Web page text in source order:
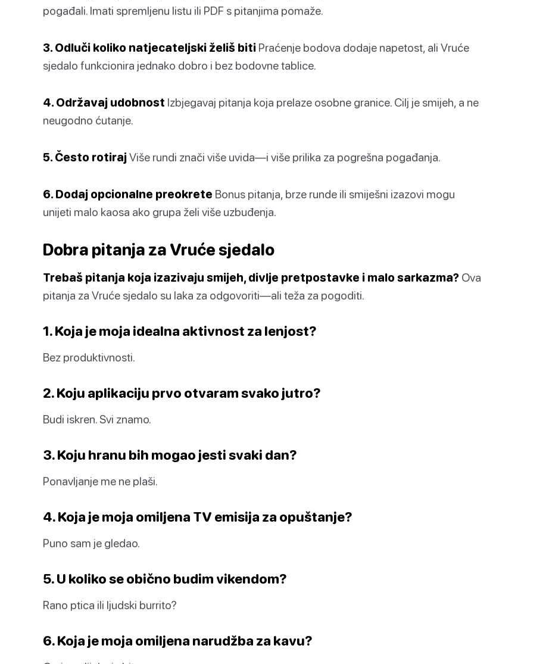
pogađali. Imati spremljenu listu ili PDF s pitanjima pomaže.
3. Odluči koliko natjecateljski želiš biti Praćenje bodova dodaje napetost, ali Vruće
sjedalo funkcionira jednako dobro i bez bodovne tablice.
4. Održavaj udobnost Izbjegavaj pitanja koja prelaze osobne granice. Cilj je smijeh, a ne
neugodno ćutanje.
5. Često rotirajViše rundi znači više uvida—i više prilika za pogrešna pogađanja.
6. Dodaj opcionalne preokrete Bonus pitanja, brze runde ili smiješni izazovi mogu
unijeti malo kaosa ako grupa želi više uzbuđenja.
Dobra pitanja za Vruće sjedalo
Trebaš pitanja koja izazivaju smijeh, divlje pretpostavke i malo sarkazma? Ova
pitanja za Vruće sjedalo su laka za odgovoriti—ali teža za pogoditi.
1. Koja je moja idealna aktivnost za lenjost?
Bez produktivnosti.
2. Koju aplikaciju prvo otvaram svako jutro?
Budi iskren. Svi znamo.
3. Koju hranu bih mogao jesti svaki dan?
Ponavljanje me ne plaši.
4. Koja je moja omiljena TV emisija za opuštanje?
Puno sam je gledao.
5. U koliko se obično budim vikendom?
Rano ptica ili ljudski burrito?
6. Koja je moja omiljena narudžba za kavu?